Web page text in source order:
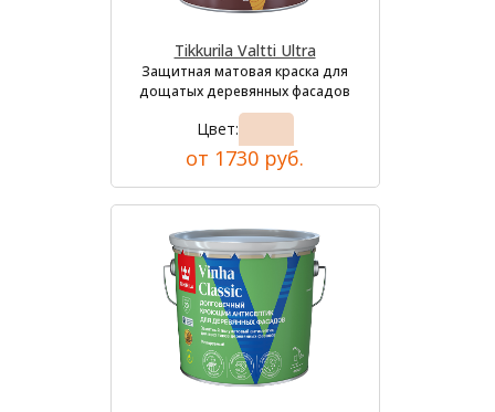
Tikkurila Valtti Ultra
Защитная матовая краска для
дощатых деревянных фасадов
Цвет:
от 1730 руб.